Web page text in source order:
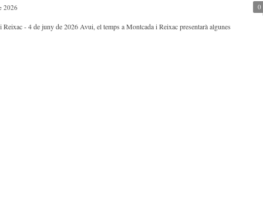
2026 0
- 4 de juny de 2026 Avui, el temps a Montcada i Reixac presentarà algunes